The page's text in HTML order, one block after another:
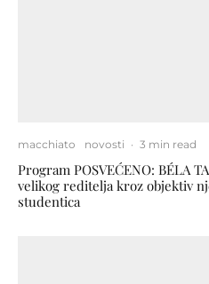
macchiato novosti · 3 min read
Program POSVEĆENO: BÉLA
velikog reditelja kroz objektiv
studentica